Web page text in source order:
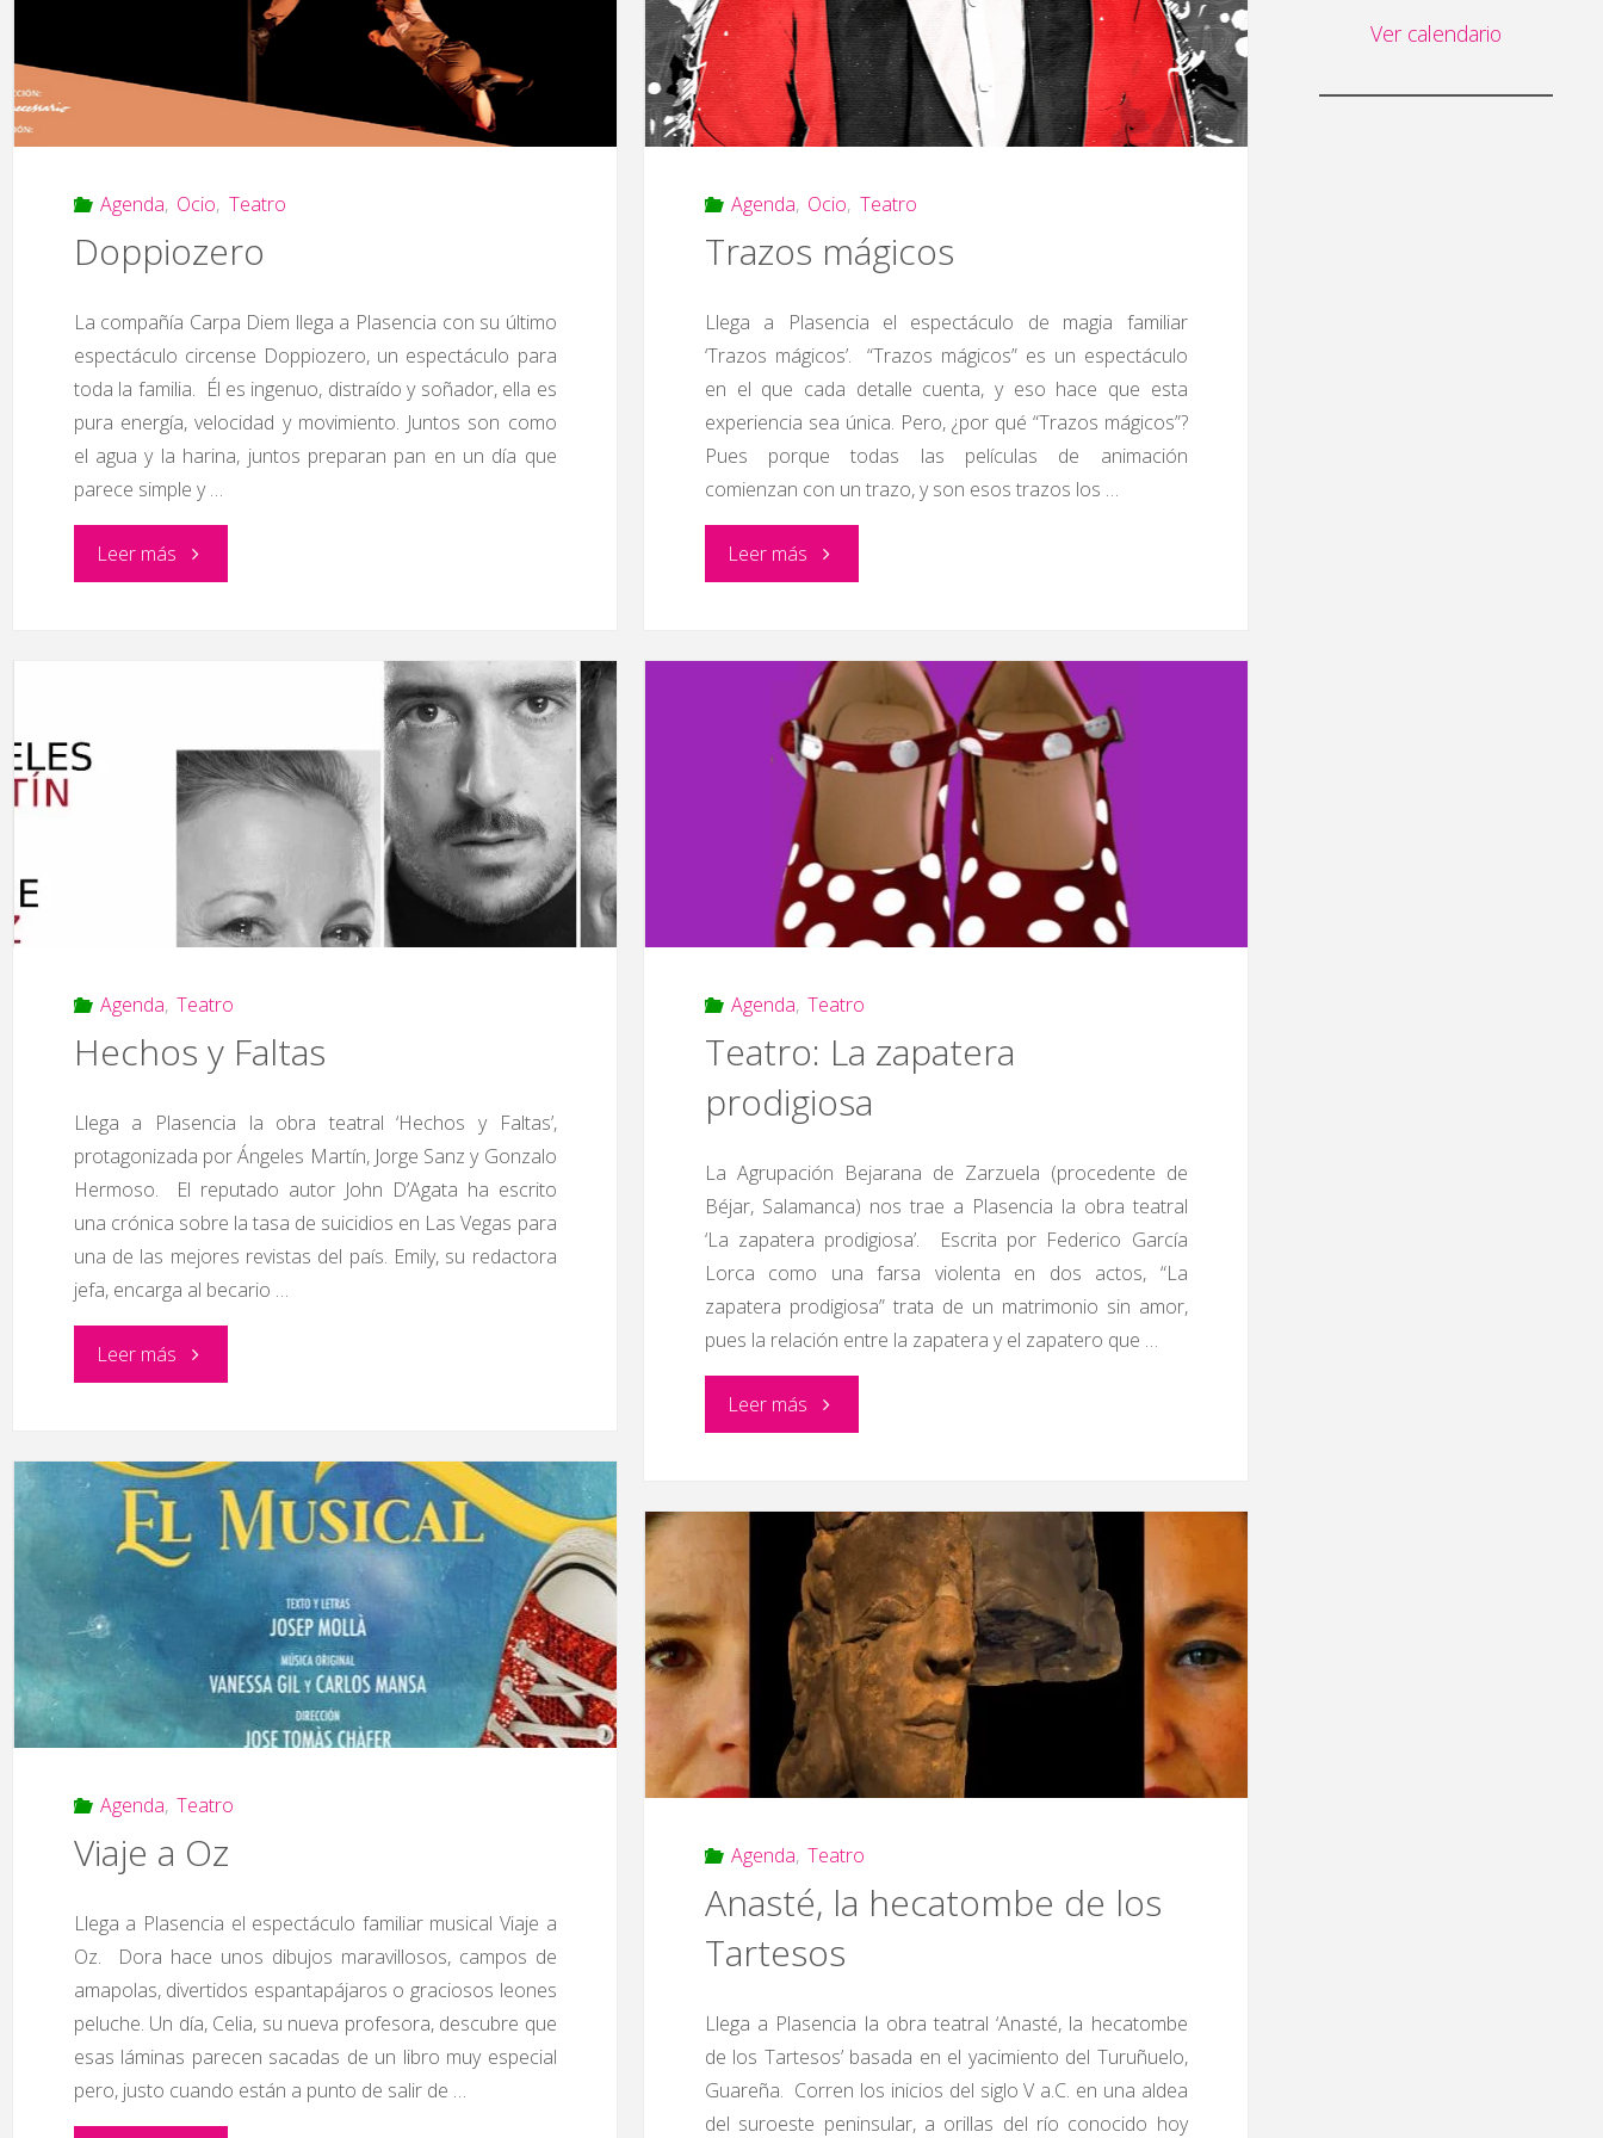
Agenda, Ocio, Teatro
Doppiozero
La compañía Carpa Diem llega a Plasencia con su último
espectáculo circense Doppiozero, un espectáculo para
toda la familia. Él es ingenuo, distraído y soñador, ella es
pura energía, velocidad y movimiento. Juntos son como
el agua y la harina, juntos preparan pan en un día que
parece simple y …
Leer más"Doppiozero"
Agenda, Ocio, Teatro
Trazos mágicos
Llega a Plasencia el espectáculo de magia familiar
‘Trazos mágicos’. “Trazos mágicos” es un espectáculo
en el que cada detalle cuenta, y eso hace que esta
experiencia sea única. Pero, ¿por qué “Trazos mágicos”?
Pues porque todas las películas de animación
comienzan con un trazo, y son esos trazos los …
Leer más "Trazos
Agenda, Teatro
Hechos y Faltas
Llega a Plasencia la obra teatral ‘Hechos y Faltas’,
protagonizada por Ángeles Martín, Jorge Sanz y Gonzalo
Hermoso. El reputado autor John D’Agata ha escrito
una crónica sobre la tasa de suicidios en Las Vegas para
una de las mejores revistas del país. Emily, su redactora
jefa, encarga al becario …
Leer más"Hechos
Faltas"
Agenda, Teatro
Teatro: La zapatera
prodigiosa
La Agrupación Bejarana de Zarzuela (procedente de
Béjar, Salamanca) nos trae a Plasencia la obra teatral
‘La zapatera prodigiosa’. Escrita por Federico García
Lorca como una farsa violenta en dos actos, “La
zapatera prodigiosa” trata de un matrimonio sin amor,
pues la relación entre la zapatera y el zapatero que …
Leer más "Teatro:
zapatera
prodigiosa"
Agenda, Teatro
Viaje a Oz
Llega a Plasencia el espectáculo familiar musical Viaje a
Oz. Dora hace unos dibujos maravillosos, campos de
amapolas, divertidos espantapájaros o graciosos leones
peluche. Un día, Celia, su nueva profesora, descubre que
esas láminas parecen sacadas de un libro muy especial
pero, justo cuando están a punto de salir de …
Agenda, Teatro
Anasté, la hecatombe de los
Tartesos
Llega a Plasencia la obra teatral ‘Anasté, la hecatombe
de los Tartesos’ basada en el yacimiento del Turuñuelo,
Guareña. Corren los inicios del siglo V a.C. en una aldea
del suroeste peninsular, a orillas del río conocido hoy
Ver calendario